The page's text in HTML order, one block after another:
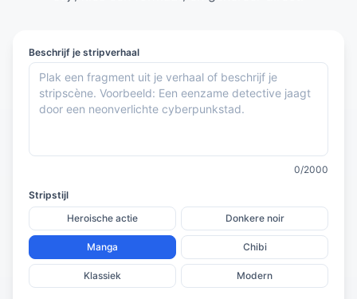
Beschrijf je stripverhaal
0/2000
Stripstijl
Heroische actie
Donkere noir
Manga Chibi
Klassiek Modern